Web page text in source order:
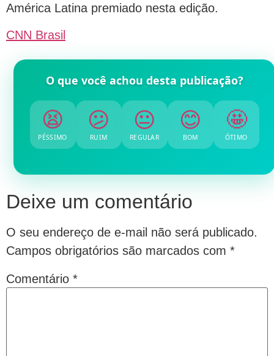
América Latina premiado nesta edição.
CNN Brasil
O que você achou desta publicação?
😫
PÉSSIMO
😕
RUIM
😐
REGULAR
😊
BOM
🤩
ÓTIMO
Deixe um comentário
O seu endereço de e-mail não será publicado.
Campos obrigatórios são marcados com *
Comentário *